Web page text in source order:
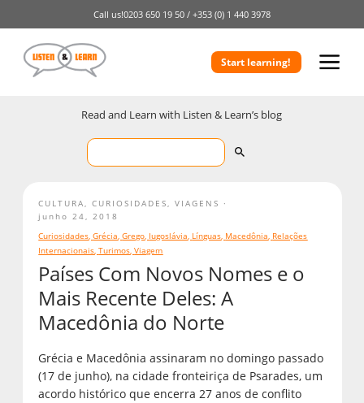
Call us!0203 650 19 50 / +353 (0) 1 440 3978
Start learning!
Read and Learn with Listen & Learn’s blog
Países Com Novos Nomes e o
Mais Recente Deles: A
Macedônia do Norte
Grécia e Macedônia assinaram no domingo passado
(17 de junho), na cidade fronteiriça de Psarades, um
acordo histórico que encerra 27 anos de conflito
CULTURA ,CURIOSIDADES ,VIAGENS
junho 24, 2018
Curiosidades,Grécia,Grego, Iugoslávia, Línguas, Macedônia, Relações
Internacionais,Turimos,Viagem